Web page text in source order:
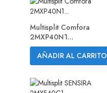
Multisplit Comfora
2MXP40N1...
AÑADIR AL CARRITO